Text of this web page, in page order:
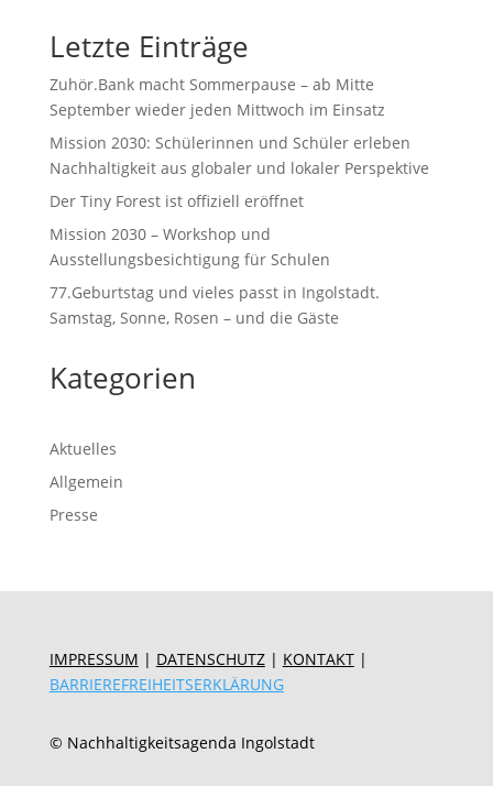
Letzte Einträge
Zuhör.Bank macht Sommerpause – ab Mitte
September wieder jeden Mittwoch im Einsatz
Mission 2030: Schülerinnen und Schüler erleben
Nachhaltigkeit aus globaler und lokaler Perspektive
Der Tiny Forest ist offiziell eröffnet
Mission 2030 – Workshop und
Ausstellungsbesichtigung für Schulen
77.Geburtstag und vieles passt in Ingolstadt.
Samstag, Sonne, Rosen – und die Gäste
Kategorien
Aktuelles
Allgemein
Presse
IMPRESSUM | DATENSCHUTZ| KONTAKT |
BARRIEREFREIHEITSERKLÄRUNG
© Nachhaltigkeitsagenda Ingolstadt